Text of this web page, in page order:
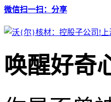
微信扫一扫：分享
唤醒好奇